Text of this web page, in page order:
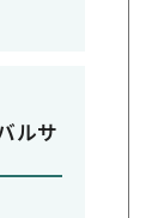
ルサ